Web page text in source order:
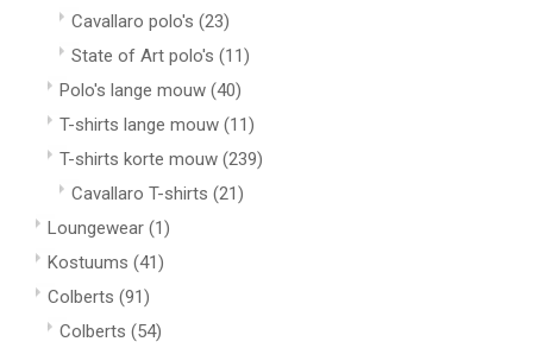
Cavallaro polo's (23)
State of Art polo's (11)
Polo's lange mouw (40)
T-shirts lange mouw (11)
T-shirts korte mouw (239)
Cavallaro T-shirts (21)
Loungewear (1)
Kostuums (41)
Colberts (91)
Colberts (54)